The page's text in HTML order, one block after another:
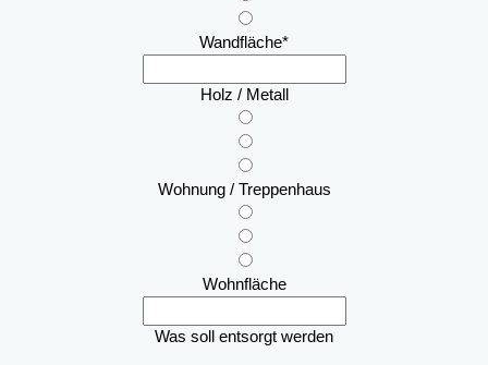
Wandfläche*
Holz / Metall
Wohnung / Treppenhaus
Wohnfläche
Was soll entsorgt werden